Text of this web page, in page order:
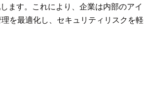
ます。これにより、企業は内部のアイ
を最適化し、セキュリティリスクを軽